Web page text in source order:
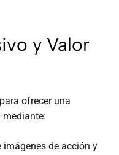
y Valor
ofrecer una
de acción y